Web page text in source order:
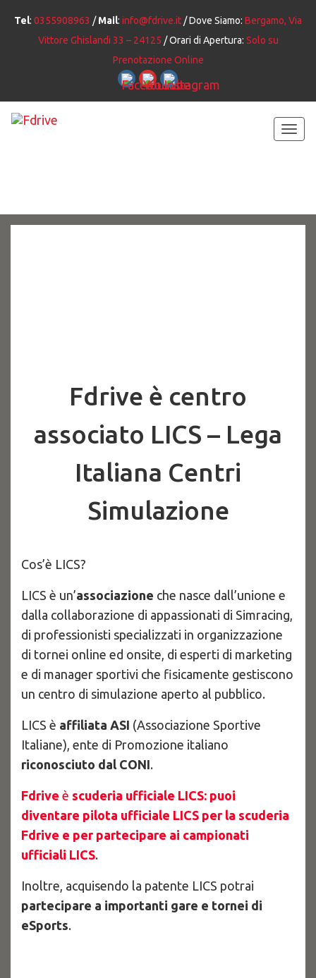
Tel: 0355908963 /Mail: info@fdrive.it / Dove Siamo: Bergamo, Via
Vittore Ghislandi 33 – 24125 / Orari di Apertura: Solo su
Prenotazione Online
Fdrive è centro
associato LICS – Lega
Italiana Centri
Simulazione
Cos’è LICS?
LICS è un’associazione che nasce dall’unione e
dalla collaborazione di appassionati di Simracing,
di professionisti specializzati in organizzazione
di tornei online ed onsite, di esperti di marketing
e di manager sportivi che fisicamente gestiscono
un centro di simulazione aperto al pubblico.
LICS è affiliata ASI (Associazione Sportive
Italiane), ente di Promozione italiano
riconosciuto dal CONI.
Fdrive è scuderia ufficiale LICS: puoi
diventare pilota ufficiale LICS per la scuderia
Fdrive e per partecipare ai campionati
ufficiali LICS.
Inoltre, acquisendo la patente LICS potrai
partecipare a importanti gare e tornei di
eSports.